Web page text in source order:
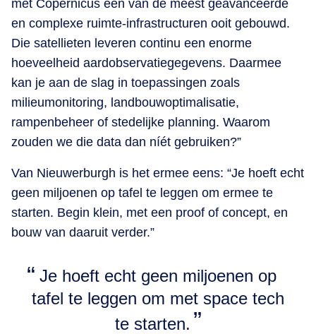
met Copernicus een van de meest geavanceerde
en complexe ruimte-infrastructuren ooit gebouwd.
Die satellieten leveren continu een enorme
hoeveelheid aardobservatiegegevens. Daarmee
kan je aan de slag in toepassingen zoals
milieumonitoring, landbouwoptimalisatie,
rampenbeheer of stedelijke planning. Waarom
zouden we die data dan níét gebruiken?”
Van Nieuwerburgh is het ermee eens: “Je hoeft echt
geen miljoenen op tafel te leggen om ermee te
starten. Begin klein, met een proof of concept, en
bouw van daaruit verder.”
Je hoeft echt geen miljoenen op
tafel te leggen om met space tech
te starten.